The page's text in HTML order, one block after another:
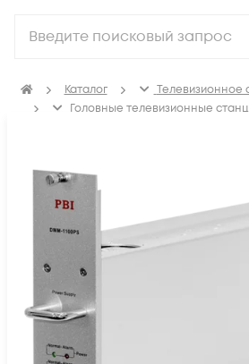
Каталог
Телевизионное
Головные телевизионные